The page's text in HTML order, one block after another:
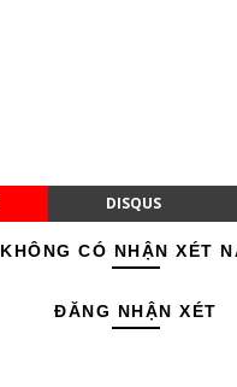
DISQUS
KHÔNG CÓ NHẬN XÉT
ĐĂNG NHẬN XÉT